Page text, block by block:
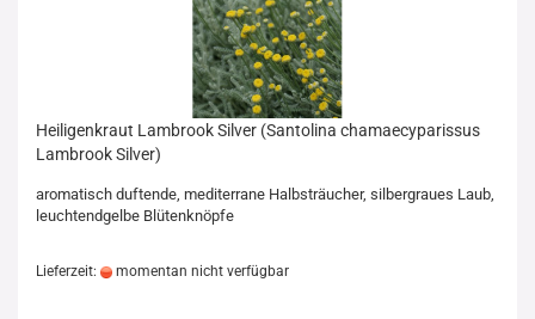
Heiligenkraut Lambrook Silver (Santolina chamaecyparissus
Lambrook Silver)
aromatisch duftende, mediterrane Halbsträucher, silbergraues Laub,
leuchtendgelbe Blütenknöpfe
Lieferzeit: momentan nicht verfügbar